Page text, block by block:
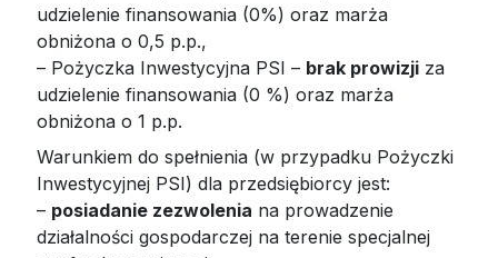
udzielenie finansowania (0%) oraz marża
obniżona o 0,5 p.p.,
– Pożyczka Inwestycyjna PSI – brak prowizji za
udzielenie finansowania (0 %) oraz marża
obniżona o 1 p.p.
Warunkiem do spełnienia (w przypadku Pożyczki
Inwestycyjnej PSI) dla przedsiębiorcy jest:
– posiadanie zezwolenia na prowadzenie
działalności gospodarczej na terenie specjalnej